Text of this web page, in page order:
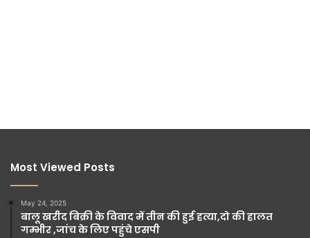
Most Viewed Posts
May 24, 2025
बालू खरीद बिक्री के विवाद में तीन की हुई हत्या,दो की हालत
गम्भीर ,जांच के लिए पहुंचे एसपी